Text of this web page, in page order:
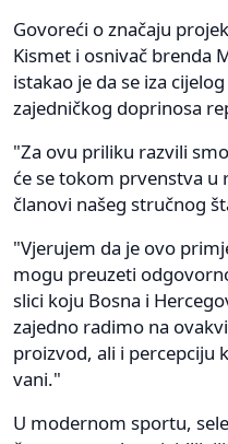
Govoreći o značaju
Kismet i osnivač brenda
istakao je da se iza
zajedničkog doprinosa
"Za ovu priliku razvili
će se tokom prvenstva
članovi našeg stručnog
"Vjerujem da je ovo
mogu preuzeti
slici koju Bosna i
zajedno radimo na
proizvod, ali i percepciju
vani."
U modernom sportu,